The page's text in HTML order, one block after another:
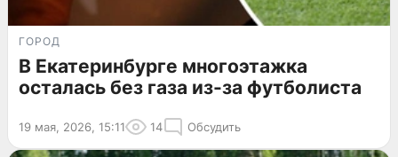
ГОРОД
В Екатеринбурге многоэтажка
осталась без газа из-за футболиста
19 мая, 2026, 15:11 14 Обсудить